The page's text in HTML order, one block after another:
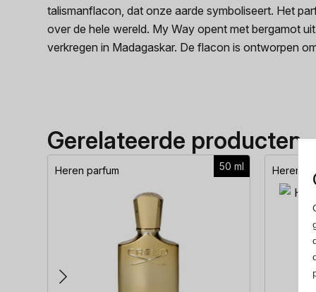
talismanflacon, dat onze aarde symboliseert. Het
over de hele wereld. My Way opent met bergamot
verkregen in Madagaskar. De flacon is ontworpen
Gerelateerde producten
50 ml
Heren parfum Heren